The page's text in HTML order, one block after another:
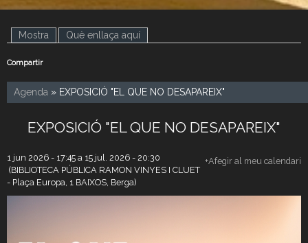
Mostra (pestanya activa)
Què enllaça aquí
Compartir
Agenda » EXPOSICIÓ "EL QUE NO DESAPAREIX"
EXPOSICIÓ "EL QUE NO DESAPAREIX"
1 jun 2026 - 17:45 a 15 jul. 2026 - 20:30
+Afegir al meu calendari
(BIBLIOTECA PÚBLICA RAMON VINYES I CLUET
- Plaça Europa, 1 BAIXOS, Berga)